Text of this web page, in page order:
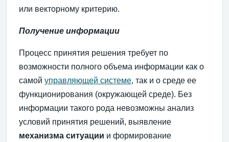
или векторному критерию.
Получение информации
Процесс принятия решения требует по
возможности полного объема информации как о
самой управляющей системе, так и о среде ее
функционирования (окружающей среде). Без
информации такого рода невозможны анализ
условий принятия решений, выявление
механизма ситуации и формирование